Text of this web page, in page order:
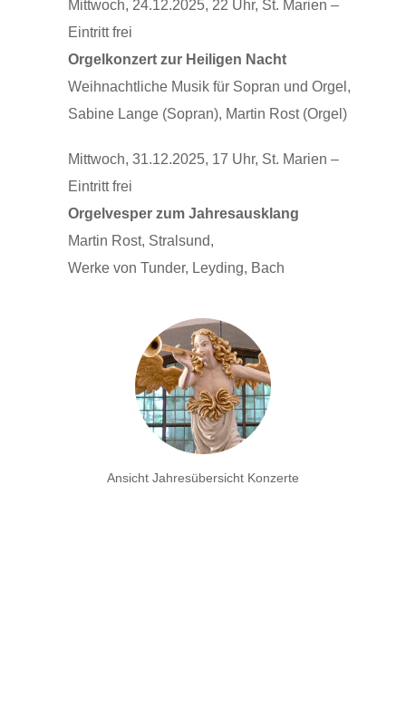
Mittwoch, 24.12.2025, 22 Uhr, St. Marien –
Eintritt frei
Orgelkonzert zur Heiligen Nacht
Weihnachtliche Musik für Sopran und Orgel,
Sabine Lange (Sopran), Martin Rost (Orgel)
Mittwoch, 31.12.2025, 17 Uhr, St. Marien –
Eintritt frei
Orgelvesper zum Jahresausklang
Martin Rost, Stralsund,
Werke von Tunder, Leyding, Bach
Ansicht Jahresübersicht Konzerte